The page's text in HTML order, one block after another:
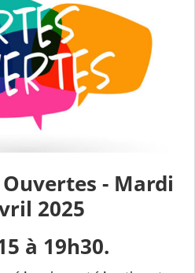
- Mardi
2025
à 19h30.